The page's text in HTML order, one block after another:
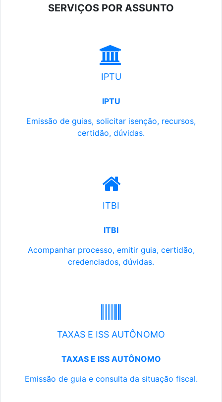
SERVIÇOS POR ASSUNTO
IPTU
IPTU
Emissão de guias, solicitar isenção, recursos,
certidão, dúvidas.
ITBI
ITBI
Acompanhar processo, emitir guia, certidão,
credenciados, dúvidas.
TAXAS E ISS AUTÔNOMO
TAXAS E ISS AUTÔNOMO
Emissão de guia e consulta da situação fiscal.